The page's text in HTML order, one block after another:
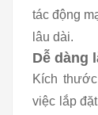
tác động
lâu dài.
Dễ dàng
Kích
việc lắp